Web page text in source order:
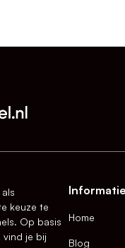
keuze te
Op basis
vind je bij
Informatie
Home
Blog